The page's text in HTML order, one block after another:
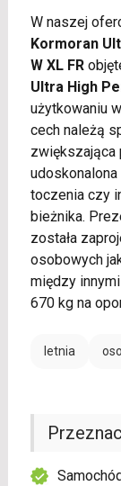
W naszej
Kormoran
W XL FR
Ultra High
użytkowaniu
cech należą
zwiększająca
toczenia czy
bieżnika.
została
osobowych
między
670 kg na
letnia